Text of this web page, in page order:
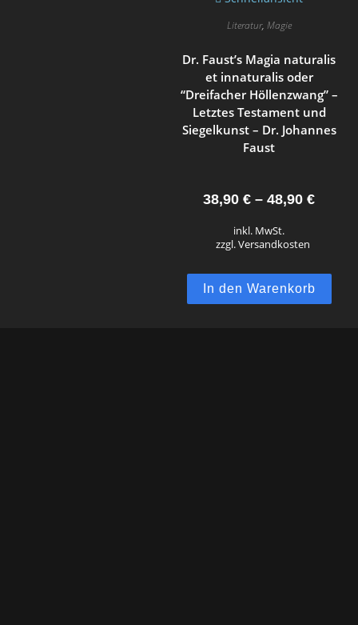
Literatur, Magie
Dr. Faust’s Magia naturalis
et innaturalis oder
“Dreifacher Höllenzwang” –
Letztes Testament und
Siegelkunst – Dr. Johannes
Faust
38,90 € – 48,90 €
inkl. MwSt.
zzgl. Versandkosten
In den Warenkorb